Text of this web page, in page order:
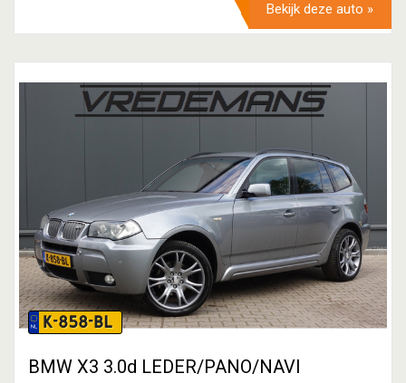
Bekijk deze auto »
K-858-BL
BMW X3 3.0d LEDER/PANO/NAVI